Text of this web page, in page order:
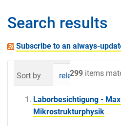
Search results
Subscribe to an always-
299 items
Sort by relevance
Laborbesichtigung -
Mikrostrukturphysik